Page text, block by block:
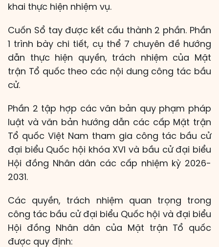
khai thực hiện nhiệm vụ.
Cuốn Sổ tay được kết cấu thành 2 phần. Phần
1 trình bày chi tiết, cụ thể 7 chuyên đề hướng
dẫn thực hiện quyền, trách nhiệm của Mặt
trận Tổ quốc theo các nội dung công tác bầu
cử.
Phần 2 tập hợp các văn bản quy phạm pháp
luật và văn bản hướng dẫn các cấp Mặt trận
Tổ quốc Việt Nam tham gia công tác bầu cử
đại biểu Quốc hội khóa XVI và bầu cử đại biểu
Hội đồng Nhân dân các cấp nhiệm kỳ 2026-
2031.
Các quyền, trách nhiệm quan trọng trong
công tác bầu cử đại biểu Quốc hội và đại biểu
Hội đồng Nhân dân của Mặt trận Tổ quốc
được quy định: